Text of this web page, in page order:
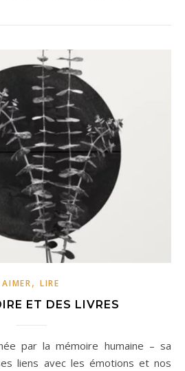
AIMER, LIRE
ET DES LIVRES
liens avec les émotions et nos